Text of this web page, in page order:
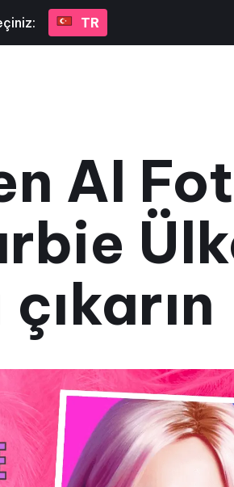
TR
AI
çıkarın
1 dakikalık okuma